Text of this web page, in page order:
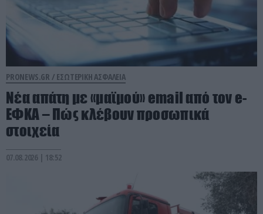
PRONEWS.GR / ΕΣΩΤΕΡΙΚΗ ΑΣΦΑΛΕΙΑ
Νέα απάτη με «μαϊμού» email από τον e-
ΕΦΚΑ – Πώς κλέβουν προσωπικά
στοιχεία
07.08.2026 | 18:52